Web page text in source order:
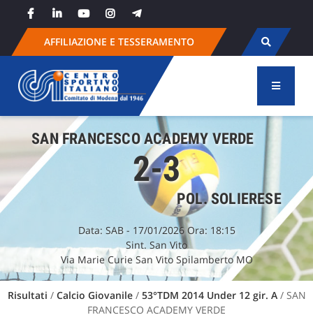
content
AFFILIAZIONE E TESSERAMENTO
SAN FRANCESCO ACADEMY VERDE
2-3
POL. SOLIERESE
Data: SAB- 17/01/2026 Ora: 18:15
Sint. San Vito
Via Marie Curie San Vito Spilamberto MO
Risultati / Calcio Giovanile/ 53°TDM 2014 Under 12 gir. A/ SAN
FRANCESCO ACADEMY VERDE